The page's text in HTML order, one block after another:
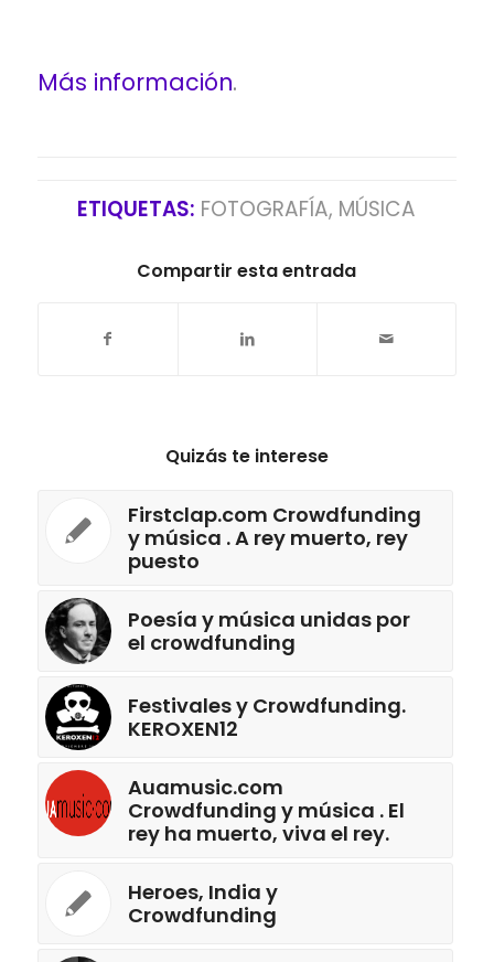
Más información.
ETIQUETAS: FOTOGRAFÍA, MÚSICA
Compartir esta entrada
Quizás te interese
Firstclap.com Crowdfunding
y música . A rey muerto, rey
puesto
Poesía y música unidas por
el crowdfunding
Festivales y Crowdfunding.
KEROXEN12
Auamusic.com
Crowdfunding y música . El
rey ha muerto, viva el rey.
Heroes, India y
Crowdfunding